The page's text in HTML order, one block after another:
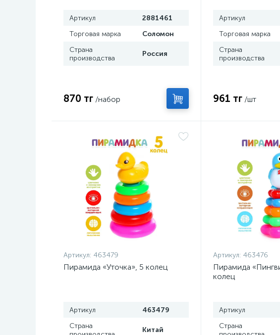
Артикул
2881461
Торговая марка
Соломон
Страна
производства
Россия
870 тг /набор
Артикул
Торговая марка
Страна
производства
961 тг /шт
Артикул: 463479
Пирамида «Уточка», 5 колец
Артикул
463479
Страна
Китай
Артикул: 463476
Пирамида
колец
Артикул
Страна